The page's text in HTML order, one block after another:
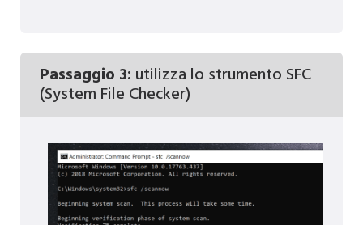
Passaggio 3: utilizza lo strumento SFC
(System File Checker)